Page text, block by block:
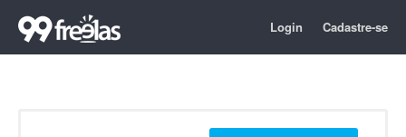
Login Cadastre-se